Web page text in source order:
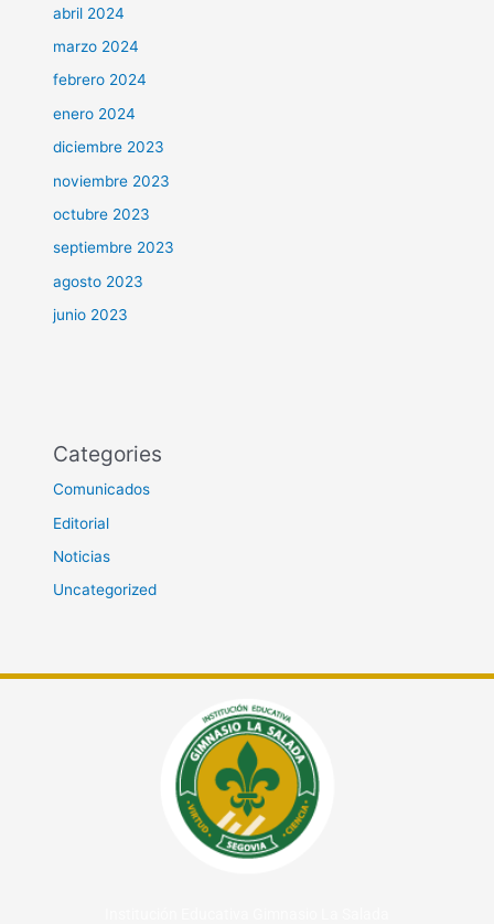
abril 2024
marzo 2024
febrero 2024
enero 2024
diciembre 2023
noviembre 2023
octubre 2023
septiembre 2023
agosto 2023
junio 2023
Categories
Comunicados
Editorial
Noticias
Uncategorized